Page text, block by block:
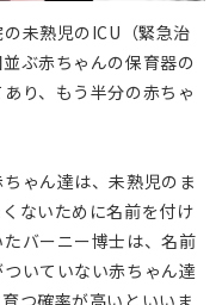
未熟児のICU（緊急治
ぶ赤ちゃんの保育器の
り、もう半分の赤ちゃ
ゃん達は、未熟児のま
ないために名前を付け
バーニー博士は、名前
いていない赤ちゃん達